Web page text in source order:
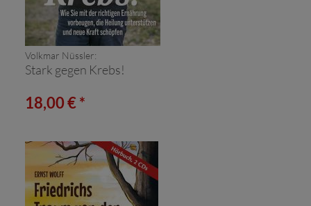
Volkmar Nüssler:
Stark gegen Krebs!
18,00 € *